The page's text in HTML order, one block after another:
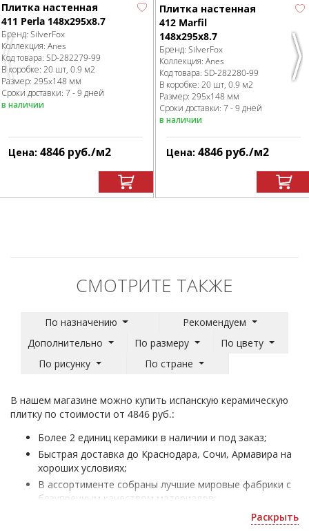
Previous
Плитка настенная
411 Perla 148х295х8.7
Бренд: SilverFox
Коллекция: Anes
Код товара: SD-282279-99
В коробке: 20 шт, 0.9 м2
Размер: 295x148 мм
Сроки доставки: 7 - 9 дней
в наличии
Цена: 4846 руб./м2
Плитка настенная
412 Marfil
148х295х8.7
Бренд: SilverFox
Коллекция: Anes
Код товара: SD-282280-99
В коробке: 20 шт, 0.9 м2
Размер: 295x148 мм
Сроки доставки: 7 - 9 дней
в наличии
Цена: 4846 руб./м2
СМОТРИТЕ ТАКЖЕ
По назначению
Рекомендуем
Дополнительно
По размеру
По цвету
По рисунку
По стране
В нашем магазине можно купить испанскую керамическую
плитку по стоимости от 4846 руб.:
Более 2 единиц керамики в наличии и под заказ;
Быстрая доставка до Краснодара, Сочи, Армавира на
хороших условиях;
В ассортименте собраны лучшие мировые фабрики с
безупречным качеством материалов;
Плитка SilverFox Испания - для облицовки домов и
Раскрыть